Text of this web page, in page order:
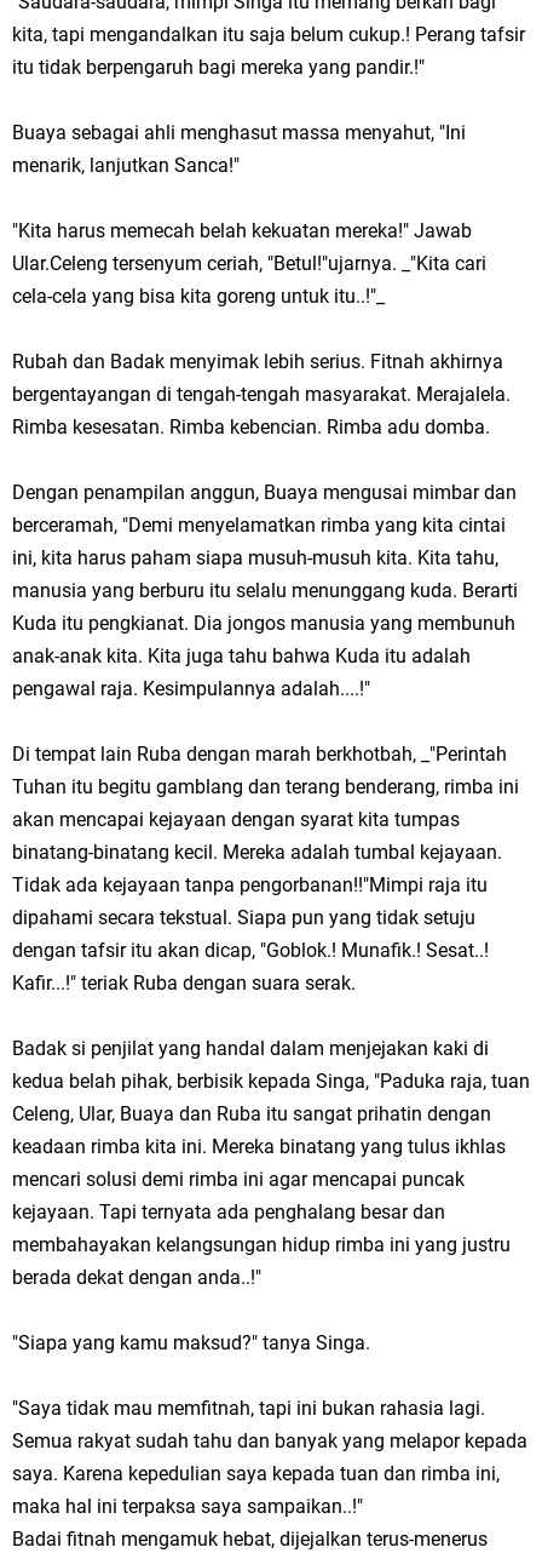
kita, tapi mengandalkan itu saja belum cukup.! Perang tafsir
itu tidak berpengaruh bagi mereka yang pandir.!"
Buaya sebagai ahli menghasut massa menyahut, "Ini
menarik, lanjutkan Sanca!"
"Kita harus memecah belah kekuatan mereka!" Jawab
Ular.Celeng tersenyum ceriah, "Betul!"ujarnya. _"Kita cari
cela-cela yang bisa kita goreng untuk itu..!"_
Rubah dan Badak menyimak lebih serius. Fitnah akhirnya
bergentayangan di tengah-tengah masyarakat. Merajalela.
Rimba kesesatan. Rimba kebencian. Rimba adu domba.
Dengan penampilan anggun, Buaya mengusai mimbar dan
berceramah, "Demi menyelamatkan rimba yang kita cintai
ini, kita harus paham siapa musuh-musuh kita. Kita tahu,
manusia yang berburu itu selalu menunggang kuda. Berarti
Kuda itu pengkianat. Dia jongos manusia yang membunuh
anak-anak kita. Kita juga tahu bahwa Kuda itu adalah
pengawal raja. Kesimpulannya adalah....!"
Di tempat lain Ruba dengan marah berkhotbah, _"Perintah
Tuhan itu begitu gamblang dan terang benderang, rimba ini
akan mencapai kejayaan dengan syarat kita tumpas
binatang-binatang kecil. Mereka adalah tumbal kejayaan.
Tidak ada kejayaan tanpa pengorbanan!!"Mimpi raja itu
dipahami secara tekstual. Siapa pun yang tidak setuju
dengan tafsir itu akan dicap, "Goblok.! Munafik.! Sesat..!
Kafir...!" teriak Ruba dengan suara serak.
Badak si penjilat yang handal dalam menjejakan kaki di
kedua belah pihak, berbisik kepada Singa, "Paduka raja, tuan
Celeng, Ular, Buaya dan Ruba itu sangat prihatin dengan
keadaan rimba kita ini. Mereka binatang yang tulus ikhlas
mencari solusi demi rimba ini agar mencapai puncak
kejayaan. Tapi ternyata ada penghalang besar dan
membahayakan kelangsungan hidup rimba ini yang justru
berada dekat dengan anda..!"
"Siapa yang kamu maksud?" tanya Singa.
"Saya tidak mau memfitnah, tapi ini bukan rahasia lagi.
Semua rakyat sudah tahu dan banyak yang melapor kepada
saya. Karena kepedulian saya kepada tuan dan rimba ini,
maka hal ini terpaksa saya sampaikan..!"
Badai fitnah mengamuk hebat, dijejalkan terus-menerus